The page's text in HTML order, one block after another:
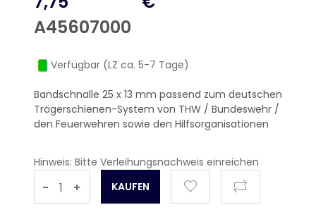
A45607000
Verfügbar (LZ ca. 5-7 Tage)
Bandschnalle 25 x 13 mm passend zum deutschen
Trägerschienen-System von THW / Bundeswehr /
den Feuerwehren sowie den Hilfsorganisationen
Hinweis: Bitte Verleihungsnachweis einreichen
- +